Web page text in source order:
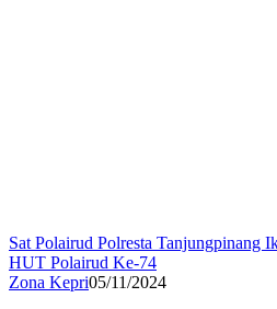
Sat Polairud Polresta Tanjungpinang
HUT Polairud Ke-74
Zona Kepri05/11/2024